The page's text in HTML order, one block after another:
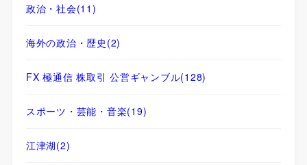
政治・社会(11)
海外の政治・歴史 (2)
FX 極通信 株取引 公営ギャンブル(128)
スポーツ・芸能・音楽(19)
江津湖(2)